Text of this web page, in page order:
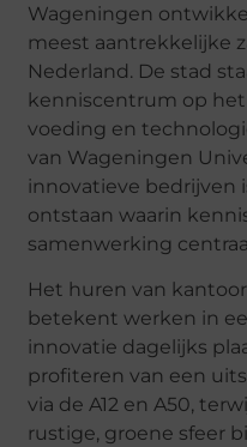
Wageningen
meest aantrekkelijke
Nederland. De stad
kenniscentrum op
voeding en
van Wageningen
innovatieve bedrijven
ontstaan waarin
samenwerking
Het huren van
betekent werken in
innovatie dagelijks
profiteren van een
via de A12 en A50,
rustige, groene sfeer